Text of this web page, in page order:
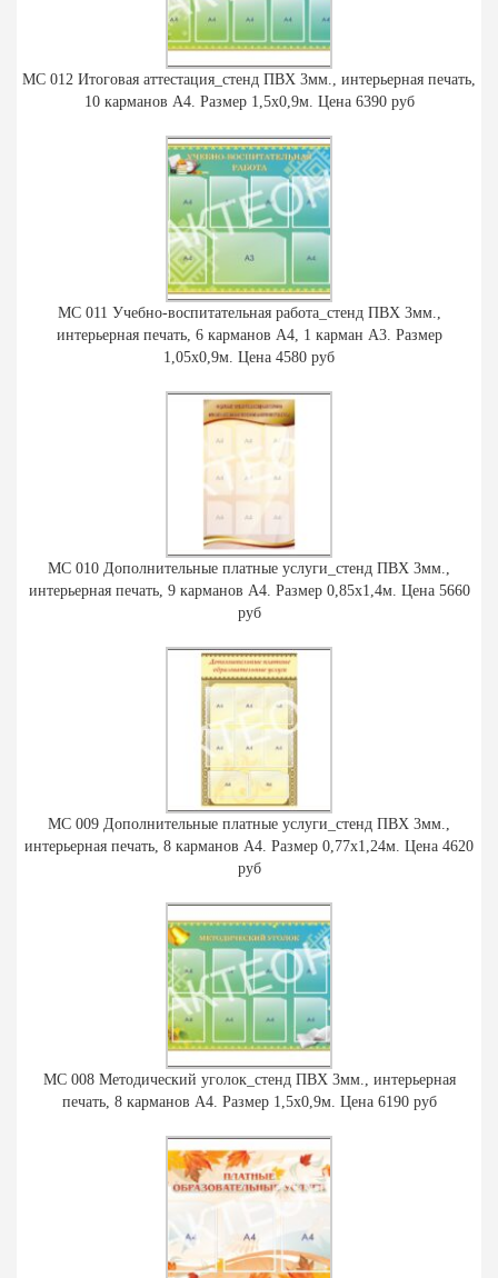
МС 012 Итоговая аттестация_стенд ПВХ 3мм., интерьерная печать,
10 карманов А4. Размер 1,5х0,9м. Цена 6390 руб
МС 011 Учебно-воспитательная работа_стенд ПВХ 3мм.,
интерьерная печать, 6 карманов А4, 1 карман А3. Размер
1,05х0,9м. Цена 4580 руб
МС 010 Дополнительные платные услуги_стенд ПВХ 3мм.,
интерьерная печать, 9 карманов А4. Размер 0,85х1,4м. Цена 5660
руб
МС 009 Дополнительные платные услуги_стенд ПВХ 3мм.,
интерьерная печать, 8 карманов А4. Размер 0,77х1,24м. Цена 4620
руб
МС 008 Методический уголок_стенд ПВХ 3мм., интерьерная
печать, 8 карманов А4. Размер 1,5х0,9м. Цена 6190 руб